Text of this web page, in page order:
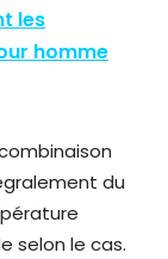
les
homme
du
selon le cas.